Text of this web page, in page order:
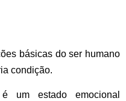
básicas do ser humano
condição.
um estado emocional